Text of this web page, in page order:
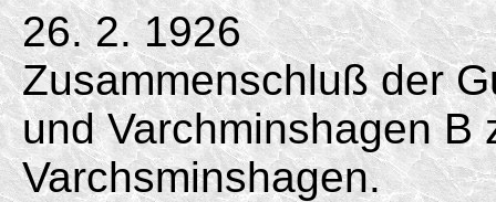
26. 2. 1926
Zusammenschluß der
und Varchminshagen B
Varchsminshagen.